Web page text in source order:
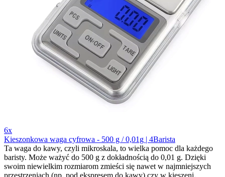
6x
Kieszonkowa waga cyfrowa - 500 g / 0,01g | 4Barista
Ta waga do kawy, czyli mikroskala, to wielka pomoc dla każdego
baristy. Może ważyć do 500 g z dokładnością do 0,01 g. Dzięki
swoim niewielkim rozmiarom zmieści się nawet w najmniejszych
przestrzeniach (np. pod ekspresem do kawy) czy w kieszeni.